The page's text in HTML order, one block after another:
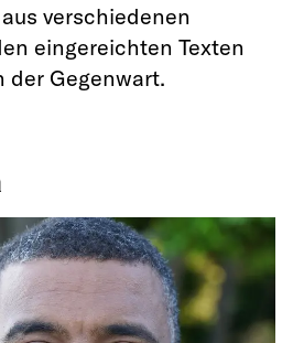
verschiedenen
eingereichten Texten
der Gegenwart.